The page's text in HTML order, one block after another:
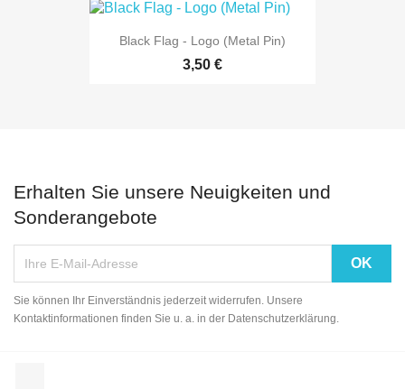
Black Flag - Logo (Metal Pin)
3,50 €
Erhalten Sie unsere Neuigkeiten und
Sonderangebote
Sie können Ihr Einverständnis jederzeit widerrufen. Unsere
Kontaktinformationen finden Sie u. a. in der Datenschutzerklärung.